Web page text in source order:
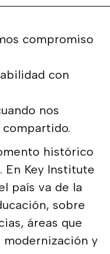
compromiso
con
nos
histórico
En Key Institute
país va de la
sobre
áreas que
modernización y